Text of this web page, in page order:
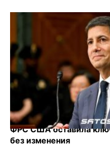
ФРС США оставила
без изменения